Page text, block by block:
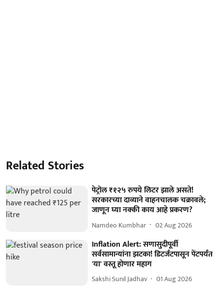
Related Stories
पेट्रोल ₹१२५ रुपये लिटर झाले असते!
सरकारच्या दाव्याने वाहनचालक चक्रावले;
जाणून घ्या नक्की काय आहे प्रकरण?
Namdeo Kumbhar 02 Aug 2026
Inflation Alert: सणासुदीपूर्वी
सर्वसामान्यांना झटका! डिटर्जंटपासून पेंटपर्यंत
'या' वस्तू होणार महाग
Sakshi Sunil Jadhav 01 Aug 2026